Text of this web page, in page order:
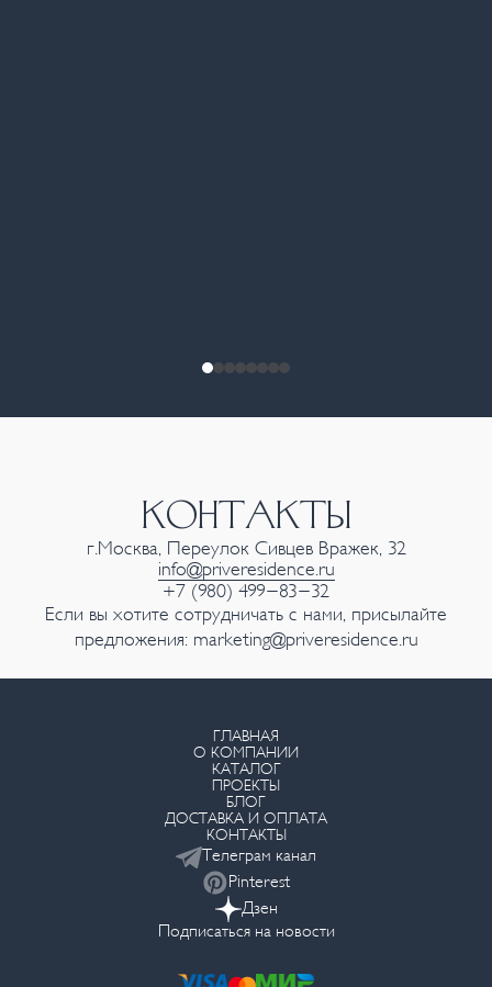
КОНТАКТЫ
г.Москва, Переулок Сивцев Вражек, 32
info@priveresidence.ru
+7 (980) 499-83-32
Если вы хотите сотрудничать с нами, присылайте
предложения: marketing@priveresidence.ru
ГЛАВНАЯ
О КОМПАНИИ
КАТАЛОГ
ПРОЕКТЫ
БЛОГ
ДОСТАВКА И ОПЛАТА
КОНТАКТЫ
Телеграм канал
Pinterest
Дзен
Подписаться на новости